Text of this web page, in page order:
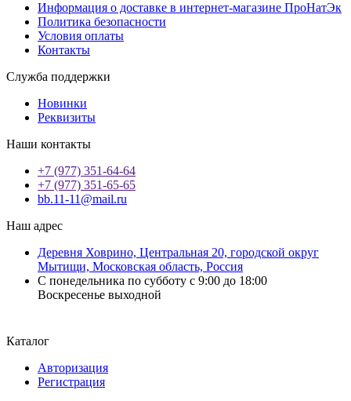
Информация о доставке в интернет-магазине ПроНатЭк
Политика безопасности
Условия оплаты
Контакты
Служба поддержки
Новинки
Реквизиты
Наши контакты
+7 (977) 351-64-64
+7 (977) 351-65-65
bb.11-11@mail.ru
Наш адрес
Деревня Ховрино, Центральная 20, городской округ
Мытищи, Московская область, Россия
С понедельника по субботу с 9:00 до 18:00
Воскресенье выходной
Каталог
Авторизация
Регистрация